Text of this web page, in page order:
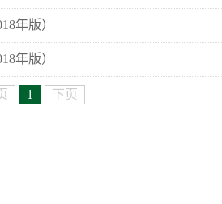
年版）
年版）
1 下页